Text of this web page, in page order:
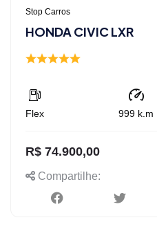
Stop Carros
HONDA CIVIC LXR
Flex 999 k.m
R$ 74.900,00
Compartilhe: